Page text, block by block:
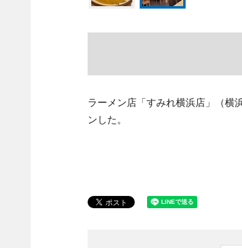
ラーメン店「すみれ横浜店」（
ンした。